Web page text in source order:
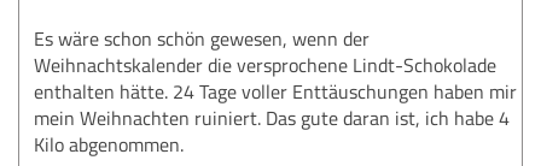
Es wäre schon schön gewesen, wenn der
Weihnachtskalender die versprochene Lindt-Schokolade
enthalten hätte. 24 Tage voller Enttäuschungen haben mir
mein Weihnachten ruiniert. Das gute daran ist, ich habe 4
Kilo abgenommen.